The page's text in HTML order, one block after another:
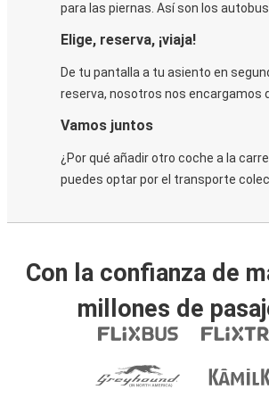
para las piernas. Así son los
Elige, reserva, ¡viaja!
De tu pantalla a tu asiento en
reserva, nosotros nos encargamos
Vamos juntos
¿Por qué añadir otro coche a la
puedes optar por el transporte
Con la confianza de
millones de